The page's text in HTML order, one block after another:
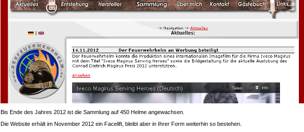
Bis Ende des Jahres 2012 ist die Sammlung auf 450 Helme angewachsen.
Die Website erhält im November 2012 ein Facelift, bleibt aber in Ihrer Form weiterhin so bestehen.